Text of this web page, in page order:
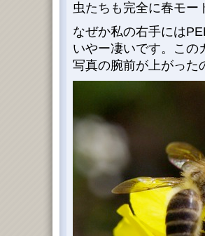
虫たちも完全に春モー
なぜか私の右手には
いやー凄いです。この
写真の腕前が上がった